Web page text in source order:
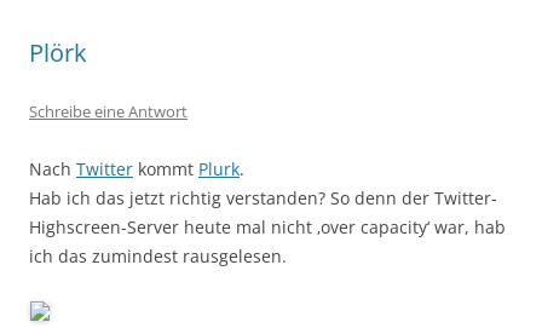
Plörk
Schreibe eine Antwort
Nach Twitter kommt Plurk.
Hab ich das jetzt richtig verstanden? So denn der Twitter-
Highscreen-Server heute mal nicht ‚over capacity‘ war, hab
ich das zumindest rausgelesen.